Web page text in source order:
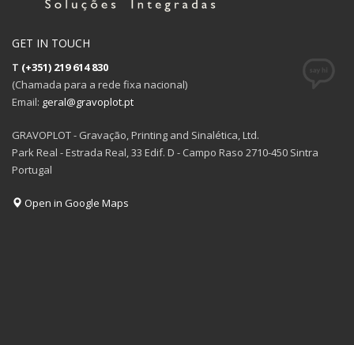
GET IN TOUCH
T (+351) 219 614 830
(Chamada para a rede fixa nacional)
Email: geral@gravoplot.pt
GRAVOPLOT - Gravação, Printing and Sinalética, Ltd.
Park Real - Estrada Real, 33 Edif. D - Campo Raso 2710-450 Sintra
Portugal
Open in Google Maps